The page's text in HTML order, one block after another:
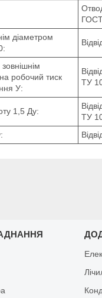
діаметром
робочий тиск
У:
ТУ
1,5 Ду:
ТУ